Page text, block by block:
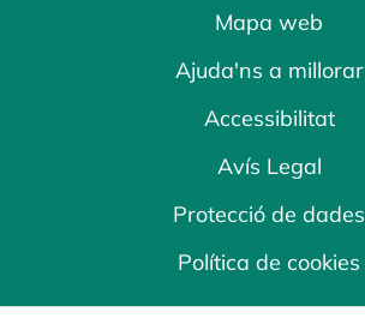
Mapa web
Ajuda'ns a millorar
Accessibilitat
Avís Legal
Protecció de dades
Política de cookies